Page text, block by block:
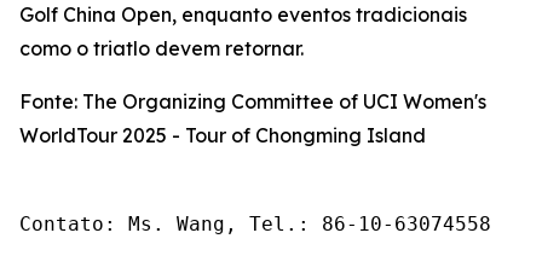
Golf China Open, enquanto eventos tradicionais
como o triatlo devem retornar.
Fonte: The Organizing Committee of UCI Women's
WorldTour 2025 - Tour of Chongming Island
Contato: Ms. Wang, Tel.: 86-10-63074558